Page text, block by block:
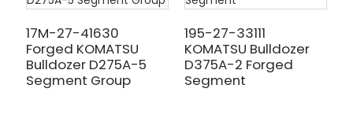
17M-27-41630
Forged KOMATSU
Bulldozer D275A-5
Segment Group
195-27-33111
KOMATSU Bulldozer
D375A-2 Forged
Segment